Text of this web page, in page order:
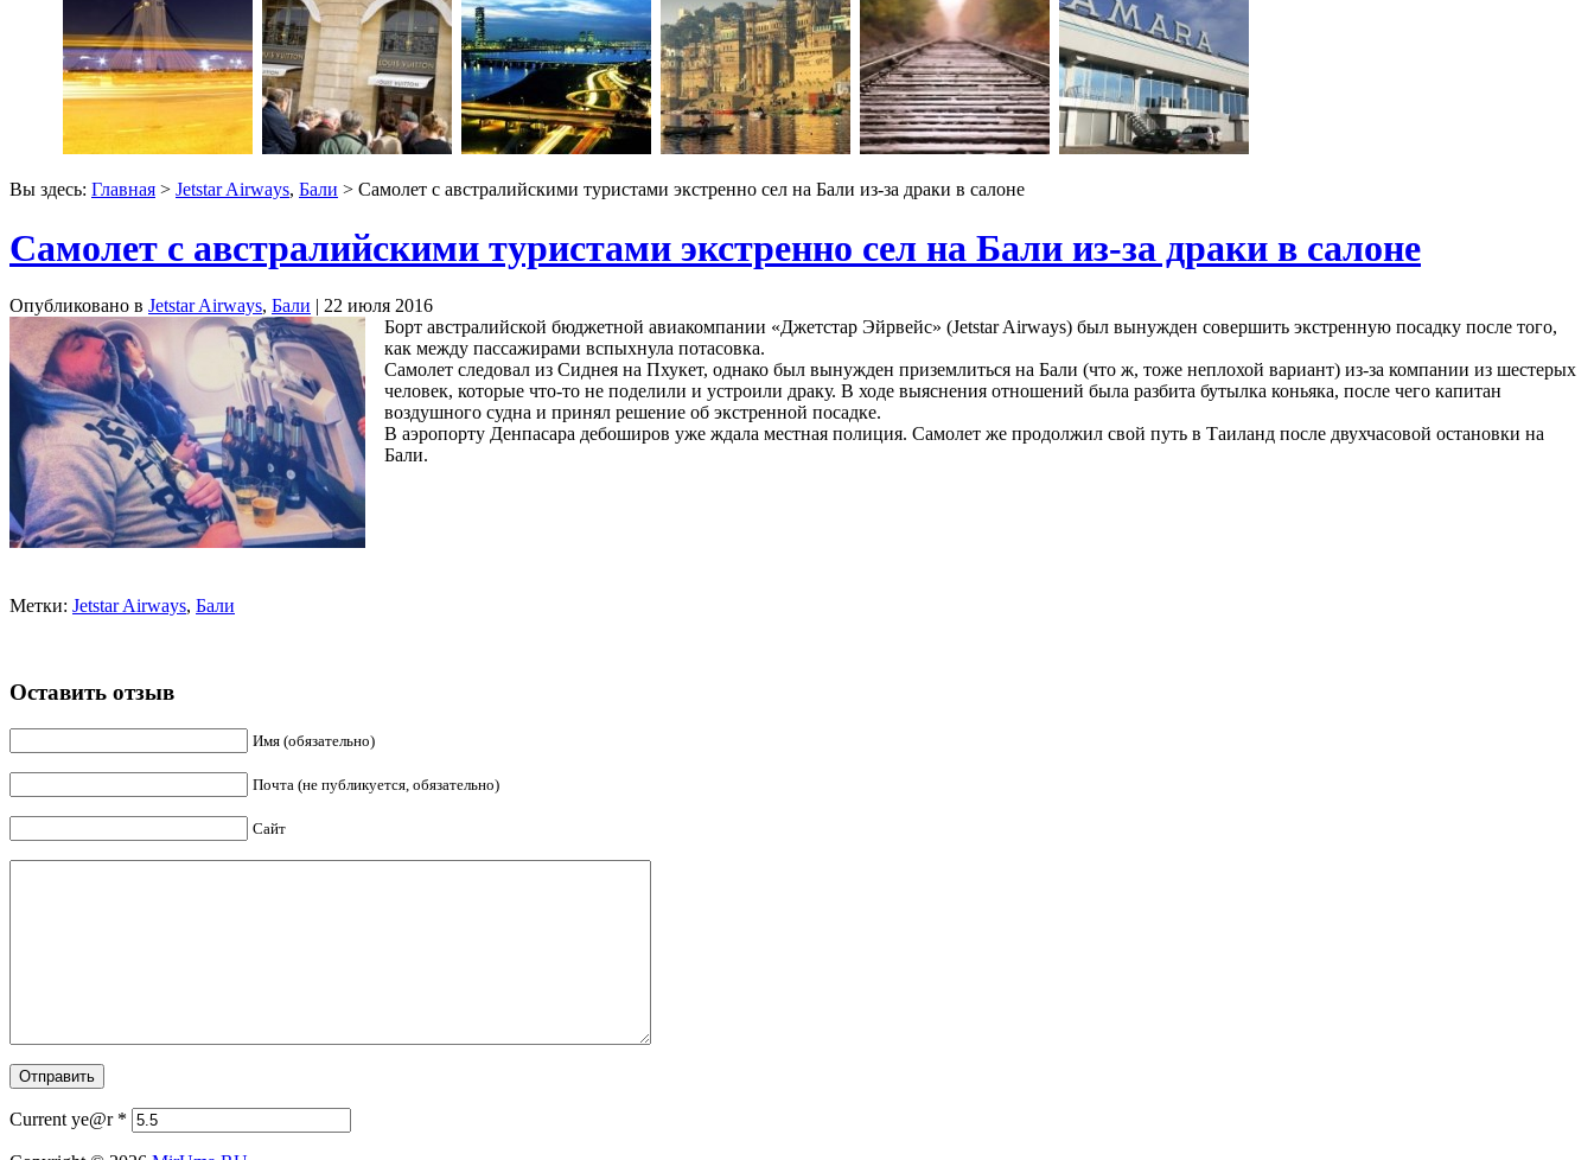
Вы здесь: Главная > Jetstar Airways, Бали > Самолет с австралийскими туристами экстренно сел на Бали из-за драки в салоне
Самолет с австралийскими туристами экстренно сел на Бали из-за драки в салоне
Опубликовано в Jetstar Airways, Бали | 22 июля 2016
Борт австралийской бюджетной авиакомпании «Джетстар Эйрвейс» (Jetstar Airways) был вынужден совершить экстренную посадку после того,
как между пассажирами вспыхнула потасовка.
Самолет следовал из Сиднея на Пхукет, однако был вынужден приземлиться на Бали (что ж, тоже неплохой вариант) из-за компании из шестерых
человек, которые что-то не поделили и устроили драку. В ходе выяснения отношений была разбита бутылка коньяка, после чего капитан
воздушного судна и принял решение об экстренной посадке.
В аэропорту Денпасара дебоширов уже ждала местная полиция. Самолет же продолжил свой путь в Таиланд после двухчасовой остановки на
Бали.
Метки: Jetstar Airways, Бали
Оставить отзыв
Имя (обязательно)
Почта (не публикуется, обязательно)
Сайт
Current ye@r *